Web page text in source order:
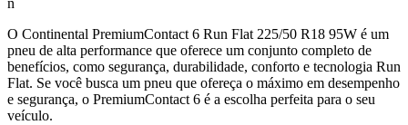
n
O Continental PremiumContact 6 Run Flat 225/50 R18 95W é um
pneu de alta performance que oferece um conjunto completo de
benefícios, como segurança, durabilidade, conforto e tecnologia Run
Flat. Se você busca um pneu que ofereça o máximo em desempenho
e segurança, o PremiumContact 6 é a escolha perfeita para o seu
veículo.